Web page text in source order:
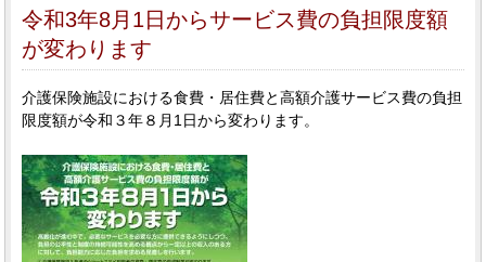
令和3年8月1日からサービス費の負担限度額
が変わります
介護保険施設における食費・居住費と高額介護サービス費の負担
限度額が令和３年８月1日から変わります。